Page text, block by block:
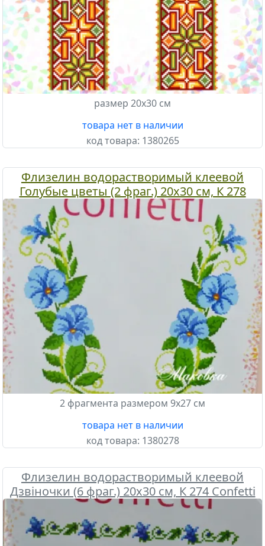
размер 20х30 см
товара нет в наличии
код товара: 1380265
Флизелин водорастворимый клеевой
Голубые цветы (2 фраг.) 20х30 см, К 278
Confetti
2 фрагмента размером 9х27 см
товара нет в наличии
код товара: 1380278
Флизелин водорастворимый клеевой
Дзвіночки (6 фраг.) 20х30 см, К 274 Confetti